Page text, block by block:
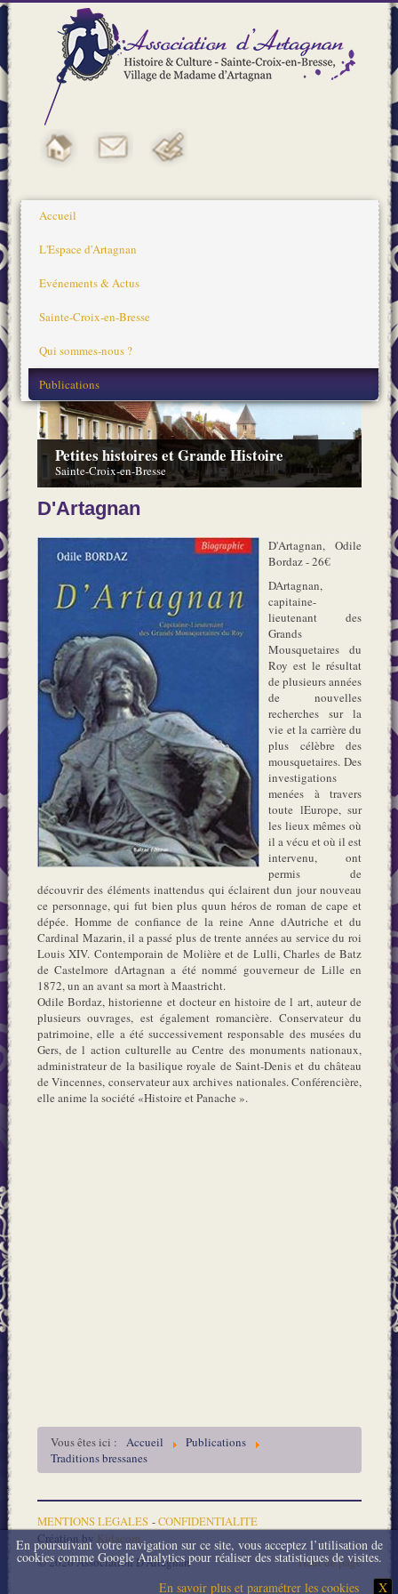
Accueil
L'Espace d'Artagnan
Evénements & Actus
Sainte-Croix-en-Bresse
Qui sommes-nous ?
Publications
Petites histoires et Grande Histoire
Sainte-Croix-en-Bresse
D'Artagnan
D'Artagnan, Odile
Bordaz - 26€
DArtagnan,
capitaine-
lieutenant des
Grands
Mousquetaires du
Roy est le résultat
de plusieurs années
de nouvelles
recherches sur la
vie et la carrière du
plus célèbre des
mousquetaires. Des
investigations
menées à travers
toute lEurope, sur
les lieux mêmes où
il a vécu et où il est
intervenu, ont
permis de
découvrir des éléments inattendus qui éclairent dun jour nouveau
ce personnage, qui fut bien plus quun héros de roman de cape et
dépée. Homme de confiance de la reine Anne dAutriche et du
Cardinal Mazarin, il a passé plus de trente années au service du roi
Louis XIV. Contemporain de Molière et de Lulli, Charles de Batz
de Castelmore dArtagnan a été nommé gouverneur de Lille en
1872, un an avant sa mort à Maastricht.
Odile Bordaz, historienne et docteur en histoire de l art, auteur de
plusieurs ouvrages, est également romancière. Conservateur du
patrimoine, elle a été successivement responsable des musées du
Gers, de l action culturelle au Centre des monuments nationaux,
administrateur de la basilique royale de Saint-Denis et du château
de Vincennes, conservateur aux archives nationales. Conférencière,
elle anime la société «Histoire et Panache ».
Vous êtes ici : Accueil
Publications
Traditions bressanes
MENTIONS LEGALES -CONFIDENTIALITE
Création by Kidacom
Haut de page
© 2026 Association D'Artagnan
En poursuivant votre navigation sur ce site, vous acceptez l’utilisation de
cookies comme Google Analytics pour réaliser des statistiques de visites.
X
En savoir plus et paramétrer les cookies